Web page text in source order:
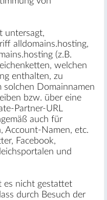
untersagt,
alldomains.hosting,
(z.B.
welchen
enthalten, zu
solchen Domainnamen
bzw. über eine
Partner-URL
auch für
Account-Namen, etc.
Facebook,
und
es nicht gestattet
durch Besuch der